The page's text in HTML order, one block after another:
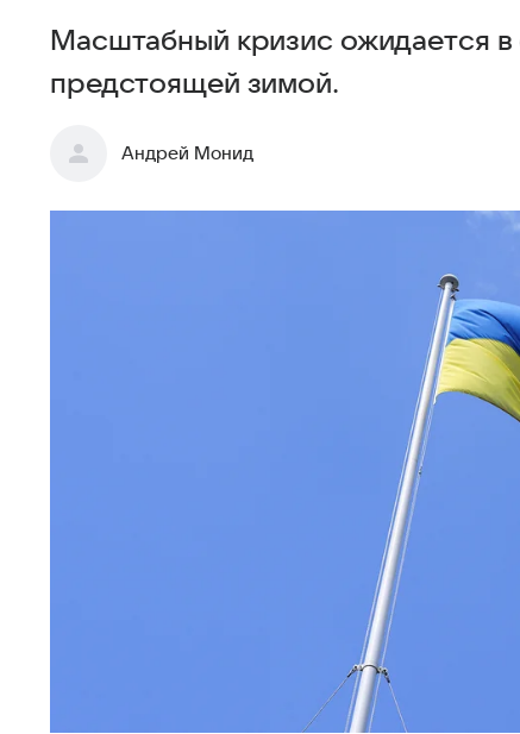
Масштабный кризис ожидается
предстоящей зимой.
Андрей Монид